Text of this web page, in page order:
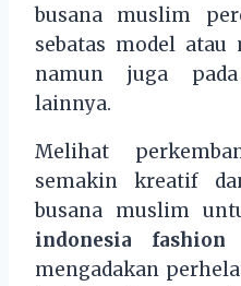
busana muslim
sebatas model
namun juga
lainnya.
Melihat
semakin kreatif
busana muslim
indonesia fashion
mengadakan